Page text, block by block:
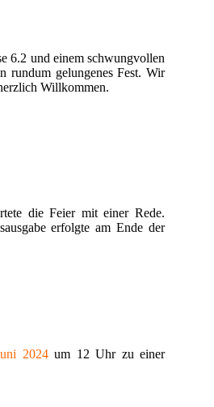
6.2 und einem schwungvollen
rundum gelungenes Fest. Wir
Willkommen.
die Feier mit einer Rede.
erfolgte am Ende der
2024um 12 Uhr zu einer